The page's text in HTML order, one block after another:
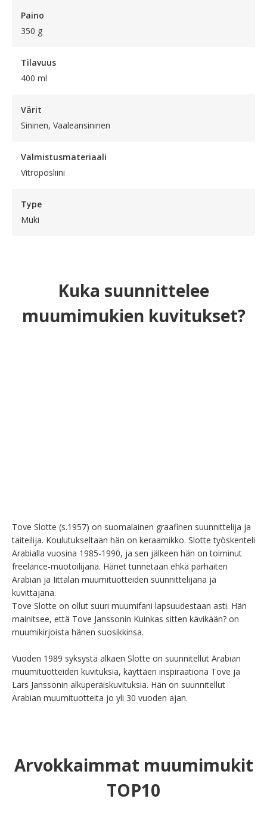
Paino
350 g
Tilavuus
400 ml
Värit
Sininen, Vaaleansininen
Valmistusmateriaali
Vitroposliini
Type
Muki
Kuka suunnittelee
muumimukien kuvitukset?
Tove Slotte (s.1957) on suomalainen graafinen suunnittelija ja
taiteilija. Koulutukseltaan hän on keraamikko. Slotte työskenteli
Arabialla vuosina 1985-1990, ja sen jälkeen hän on toiminut
freelance-muotoilijana. Hänet tunnetaan ehkä parhaiten
Arabian ja Iittalan muumituotteiden suunnittelijana ja
kuvittajana.
Tove Slotte on ollut suuri muumifani lapsuudestaan asti. Hän
mainitsee, että Tove Janssonin Kuinkas sitten kävikään? on
muumikirjoista hänen suosikkinsa.
Vuoden 1989 syksystä alkaen Slotte on suunnitellut Arabian
muumituotteiden kuvituksia, käyttäen inspiraationa Tove ja
Lars Janssonin alkuperäiskuvituksia. Hän on suunnitellut
Arabian muumituotteita jo yli 30 vuoden ajan.
Arvokkaimmat muumimukit
TOP10